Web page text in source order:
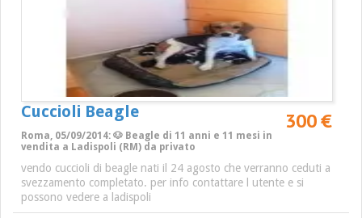
Cuccioli Beagle 300 €
Roma, 05/09/2014: 🐶 Beagle di 11 anni e 11 mesi in
vendita a Ladispoli (RM) da privato
vendo cuccioli di beagle nati il 24 agosto che verranno ceduti a
svezzamento completato. per info contattare l utente e si
possono vedere a ladispoli